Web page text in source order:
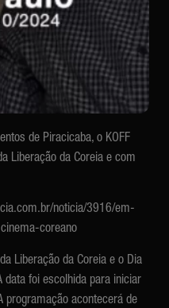
de Piracicaba, o KOFF
Liberação da Coreia e com
noticia/3916/em-
coreano
Liberação da Coreia e o Dia
data foi escolhida para iniciar
programação acontecerá de